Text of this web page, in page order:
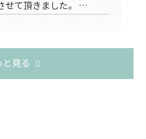
せて頂きました。 …
と見る